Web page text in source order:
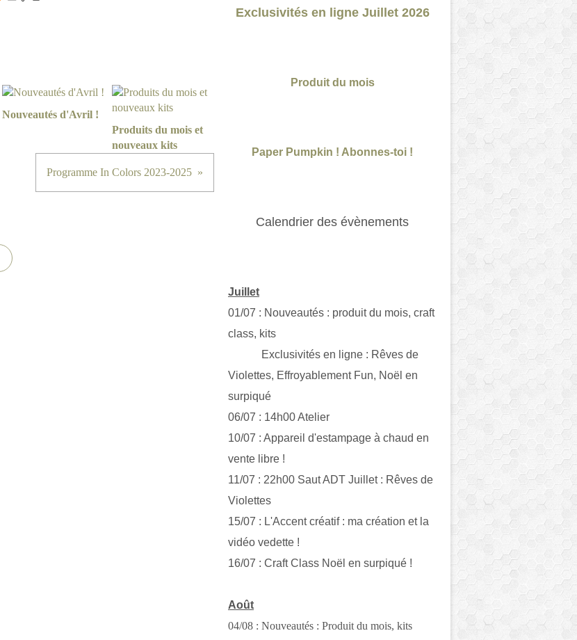
Nouveautés d'Avril !
Produits du mois et
nouveaux kits
Programme In Colors 2023-2025
Exclusivités en ligne Juillet 2026
Produit du mois
Paper Pumpkin ! Abonnes-toi !
Calendrier des évènements
Juillet
01/07 : Nouveautés : produit du mois, craft
class, kits
Exclusivités en ligne : Rêves de
Violettes, Effroyablement Fun, Noël en
surpiqué
06/07 : 14h00 Atelier
10/07 : Appareil d'estampage à chaud en
vente libre !
11/07 : 22h00 Saut ADT Juillet : Rêves de
Violettes
15/07 : L'Accent créatif : ma création et la
vidéo vedette !
16/07 : Craft Class Noël en surpiqué !
Août
04/08 : Nouveautés : Produit du mois, kits